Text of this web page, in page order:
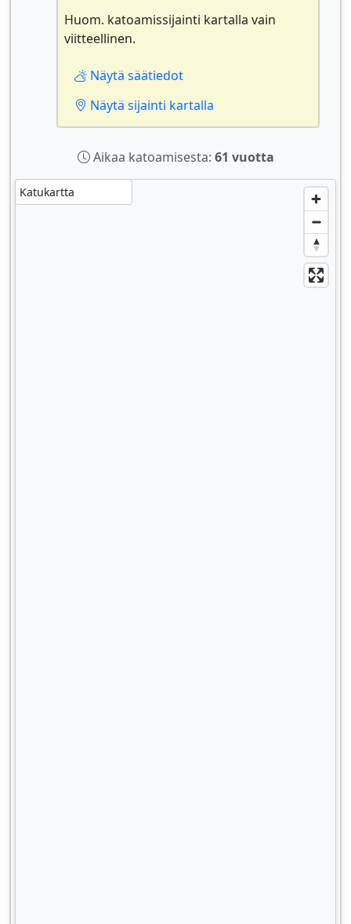
Huom. katoamissijainti kartalla vain
viitteellinen.
Näytä säätiedot
Näytä sijainti kartalla
Aikaa katoamisesta: 61 vuotta